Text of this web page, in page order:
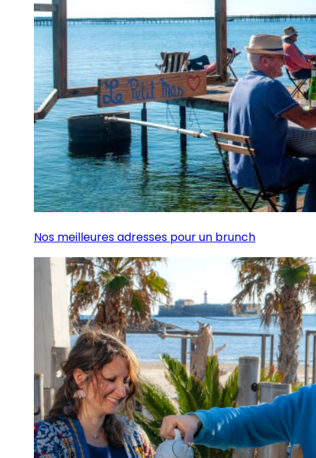
Nos meilleures adresses pour un brunch